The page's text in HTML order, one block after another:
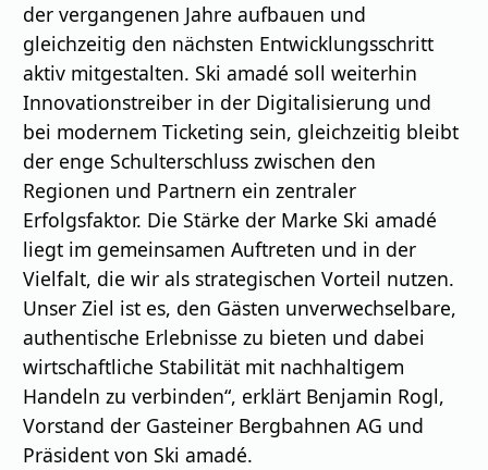
der vergangenen Jahre aufbauen und
gleichzeitig den nächsten Entwicklungsschritt
aktiv mitgestalten. Ski amadé soll weiterhin
Innovationstreiber in der Digitalisierung und
bei modernem Ticketing sein, gleichzeitig bleibt
der enge Schulterschluss zwischen den
Regionen und Partnern ein zentraler
Erfolgsfaktor. Die Stärke der Marke Ski amadé
liegt im gemeinsamen Auftreten und in der
Vielfalt, die wir als strategischen Vorteil nutzen.
Unser Ziel ist es, den Gästen unverwechselbare,
authentische Erlebnisse zu bieten und dabei
wirtschaftliche Stabilität mit nachhaltigem
Handeln zu verbinden“, erklärt Benjamin Rogl,
Vorstand der Gasteiner Bergbahnen AG und
Präsident von Ski amadé.